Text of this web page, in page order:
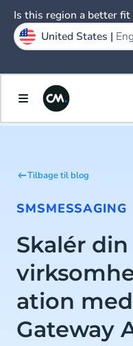
Tilbage til blog
SMSMESSAGING
Skalér din
ation
Gateway
Is this region a better fit
United States |